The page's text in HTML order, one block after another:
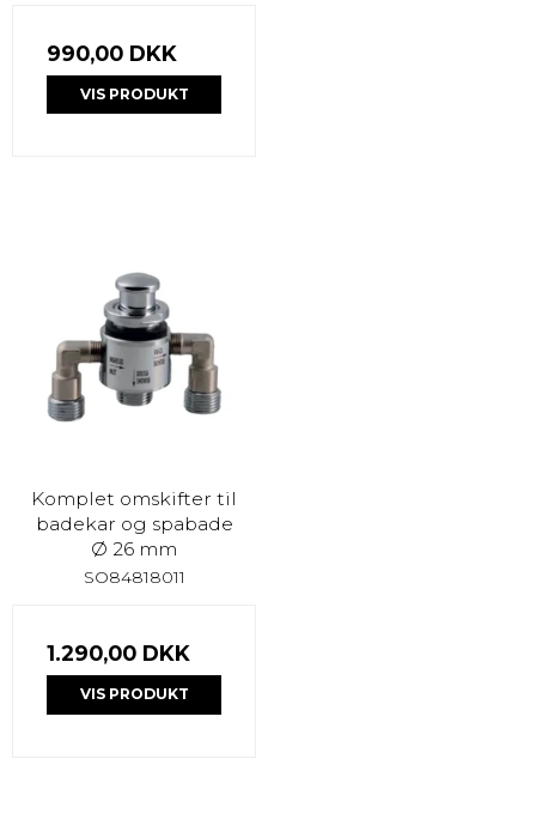
990,00 DKK
VIS PRODUKT
Komplet omskifter til
badekar og spabade
Ø 26 mm
SO84818011
1.290,00 DKK
VIS PRODUKT